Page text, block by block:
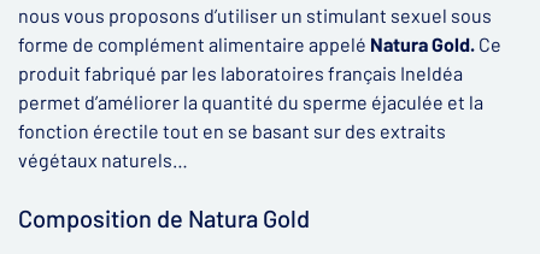
nous vous proposons d’utiliser un stimulant sexuel sous
forme de complément alimentaire appelé Natura Gold. Ce
produit fabriqué par les laboratoires français Ineldéa
permet d’améliorer la quantité du sperme éjaculée et la
fonction érectile tout en se basant sur des extraits
végétaux naturels…
Composition de Natura Gold